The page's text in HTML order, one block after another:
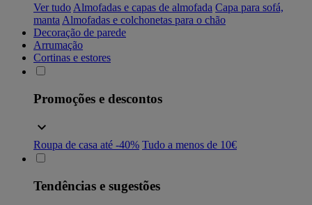
Ver tudo Almofadas e capas de almofada Capa para sofá,
manta Almofadas e colchonetas para o chão
Decoração de parede
Arrumação
Cortinas e estores
Promoções e descontos
Roupa de casa até -40% Tudo a menos de 10€
Tendências e sugestões